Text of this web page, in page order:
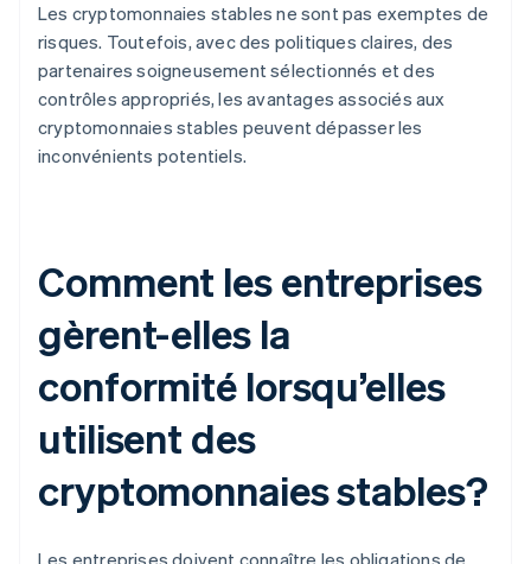
Les cryptomonnaies stables ne sont pas exemptes de
risques. Toutefois, avec des politiques claires, des
partenaires soigneusement sélectionnés et des
contrôles appropriés, les avantages associés aux
cryptomonnaies stables peuvent dépasser les
inconvénients potentiels.
Comment les entreprises
gèrent-elles la
conformité lorsqu’elles
utilisent des
cryptomonnaies stables?